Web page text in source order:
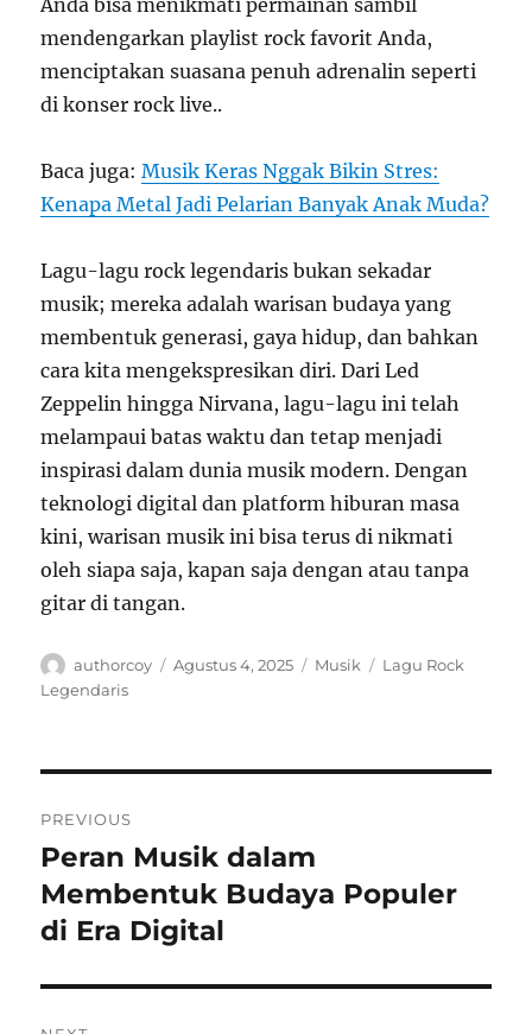
Anda bisa menikmati permainan sambil
mendengarkan playlist rock favorit Anda,
menciptakan suasana penuh adrenalin seperti
di konser rock live..
Baca juga:Musik Keras Nggak Bikin Stres:
Kenapa Metal Jadi Pelarian Banyak Anak Muda?
Lagu-lagu rock legendaris bukan sekadar
musik; mereka adalah warisan budaya yang
membentuk generasi, gaya hidup, dan bahkan
cara kita mengekspresikan diri. Dari Led
Zeppelin hingga Nirvana, lagu-lagu ini telah
melampaui batas waktu dan tetap menjadi
inspirasi dalam dunia musik modern. Dengan
teknologi digital dan platform hiburan masa
kini, warisan musik ini bisa terus di nikmati
oleh siapa saja, kapan saja dengan atau tanpa
gitar di tangan.
Author
authorcoy
Posted
Agustus 4, 2025 Categories
Musik Tags
Lagu Rock
Legendaris
pos
PREVIOUS
Previous
post:
Peran Musik dalam
Membentuk Budaya Populer
di Era Digital